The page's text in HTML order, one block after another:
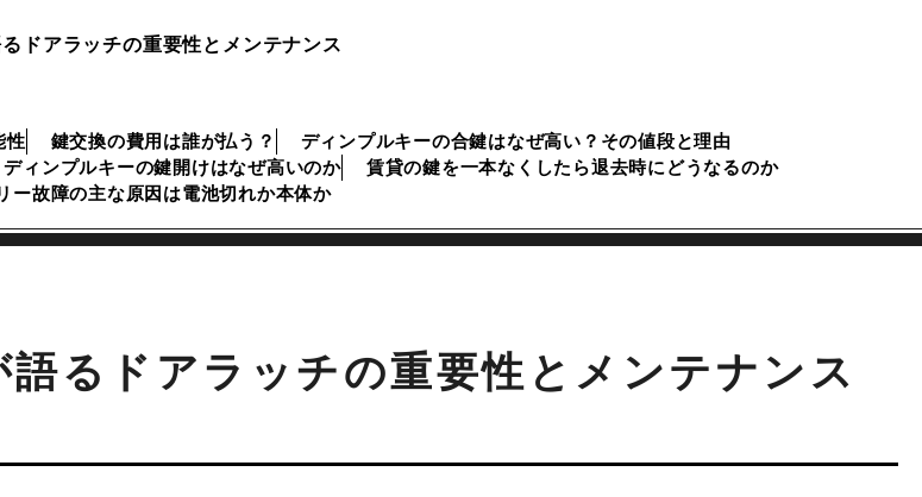
ドアラッチの重要性とメンテナンス
性 鍵交換の費用は誰が払う？
ディンプルキーの合鍵はなぜ高い？その値段と理由
ディンプルキーの鍵開けはなぜ高いのか
賃貸の鍵を一本なくしたら退去時にどうなるのか
ー故障の主な原因は電池切れか本体か
語るドアラッチの重要性とメンテナンス